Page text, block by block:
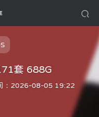
套 688G
：2026-08-05 19:22